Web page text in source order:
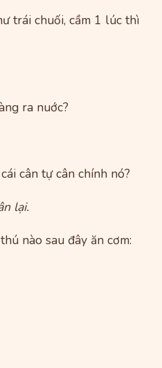
trái chuối, cầm 1 lúc thì
ra nuớc?
cân tự cân chính nó?
lại.
nào sau đây ăn cơm: